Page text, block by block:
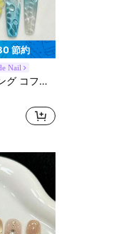
節約
Nail
ールブルー 艶あり 着脱簡単 女の子・女性向け フェス・パーティー・デイリー用